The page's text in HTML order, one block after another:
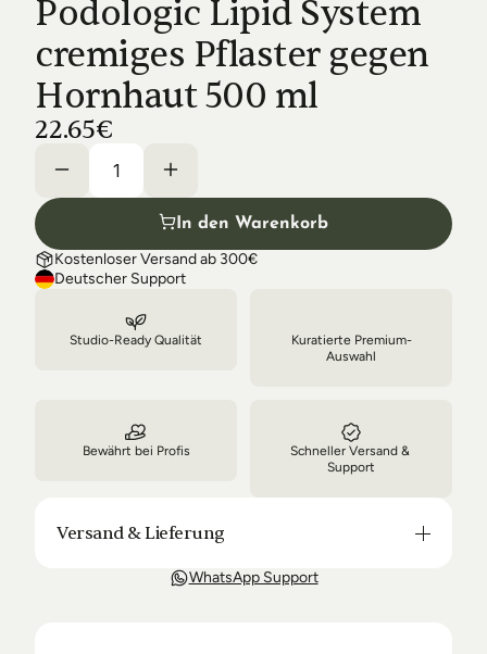
Shipping & Delivery
Podologic Lipid System
cremiges Pflaster gegen
Hornhaut 500 ml
22.65€
In den Warenkorb
Kostenloser Versand ab 300€
Deutscher Support
Studio-Ready Qualität
Kuratierte Premium-
Auswahl
Bewährt bei Profis
Schneller Versand &
Support
Versand & Lieferung
Unsere Lieferung ist in der Regel in 3-8 Tagen bei
WhatsApp Support